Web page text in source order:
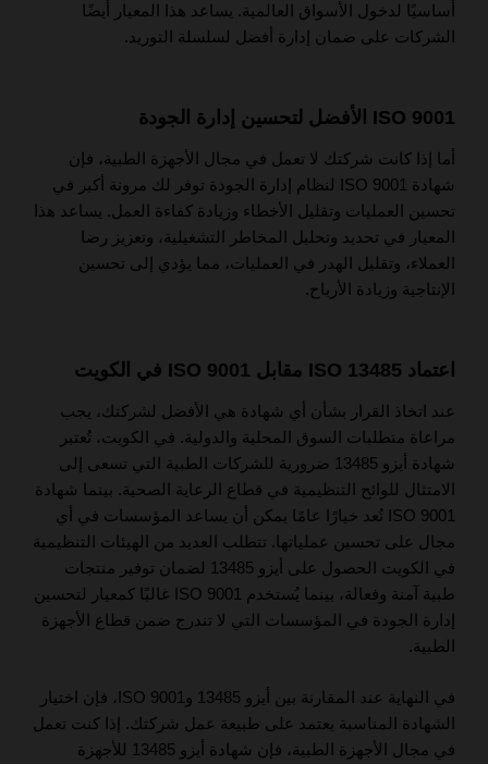
أساسيًا لدخول الأسواق العالمية. يساعد هذا المعيار أيضًا
الشركات على ضمان إدارة أفضل لسلسلة التوريد.
ISO 9001 الأفضل لتحسين إدارة الجودة
أما إذا كانت شركتك لا تعمل في مجال الأجهزة الطبية، فإن
شهادة ISO 9001 لنظام إدارة الجودة توفر لك مرونة أكبر في
تحسين العمليات وتقليل الأخطاء وزيادة كفاءة العمل. يساعد هذا
المعيار في تحديد وتحليل المخاطر التشغيلية، وتعزيز رضا
العملاء، وتقليل الهدر في العمليات، مما يؤدي إلى تحسين
الإنتاجية وزيادة الأرباح.
اعتماد ISO 13485 مقابل ISO 9001 في الكويت
عند اتخاذ القرار بشأن أي شهادة هي الأفضل لشركتك، يجب
مراعاة متطلبات السوق المحلية والدولية. في الكويت، تُعتبر
شهادة أيزو 13485 ضرورية للشركات الطبية التي تسعى إلى
الامتثال للوائح التنظيمية في قطاع الرعاية الصحية. بينما شهادة
ISO 9001 تُعد خيارًا عامًا يمكن أن يساعد المؤسسات في أي
مجال على تحسين عملياتها. تتطلب العديد من الهيئات التنظيمية
في الكويت الحصول على أيزو 13485 لضمان توفير منتجات
طبية آمنة وفعالة، بينما يُستخدم ISO 9001 غالبًا كمعيار لتحسين
إدارة الجودة في المؤسسات التي لا تندرج ضمن قطاع الأجهزة
الطبية.
في النهاية عند المقارنة بين أيزو 13485 وISO 9001، فإن اختيار
الشهادة المناسبة يعتمد على طبيعة عمل شركتك. إذا كنت تعمل
في مجال الأجهزة الطبية، فإن شهادة أيزو 13485 للأجهزة